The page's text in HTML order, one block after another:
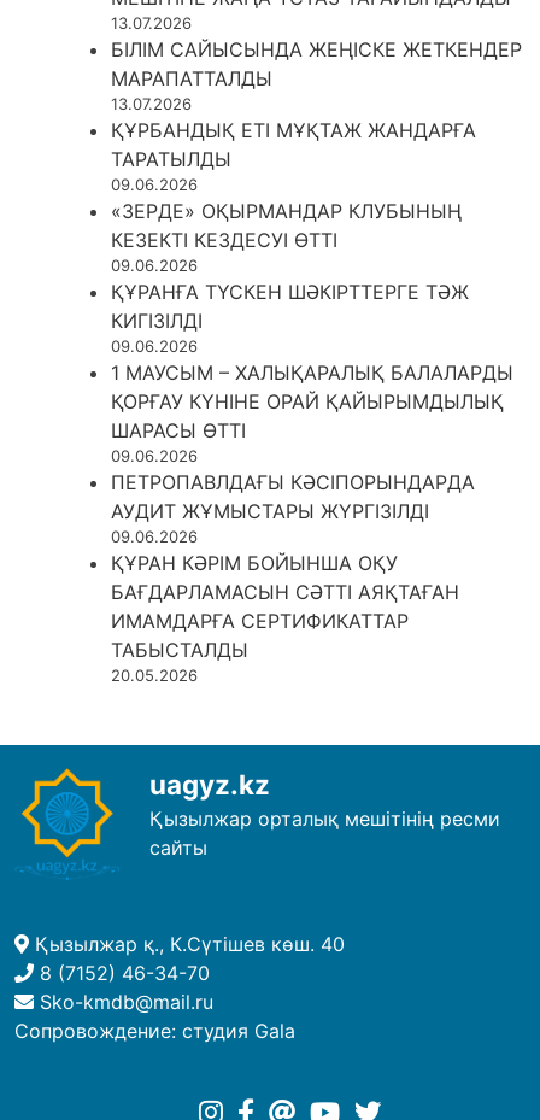
13.07.2026
БІЛІМ САЙЫСЫНДА ЖЕҢІСКЕ ЖЕТКЕНДЕР
МАРАПАТТАЛДЫ
13.07.2026
ҚҰРБАНДЫҚ ЕТІ МҰҚТАЖ ЖАНДАРҒА
ТАРАТЫЛДЫ
09.06.2026
«ЗЕРДЕ» ОҚЫРМАНДАР КЛУБЫНЫҢ
КЕЗЕКТІ КЕЗДЕСУІ ӨТТІ
09.06.2026
ҚҰРАНҒА ТҮСКЕН ШӘКІРТТЕРГЕ ТӘЖ
КИГІЗІЛДІ
09.06.2026
1 МАУСЫМ – ХАЛЫҚАРАЛЫҚ БАЛАЛАРДЫ
ҚОРҒАУ КҮНІНЕ ОРАЙ ҚАЙЫРЫМДЫЛЫҚ
ШАРАСЫ ӨТТІ
09.06.2026
ПЕТРОПАВЛДАҒЫ КӘСІПОРЫНДАРДА
АУДИТ ЖҰМЫСТАРЫ ЖҮРГІЗІЛДІ
09.06.2026
ҚҰРАН КӘРІМ БОЙЫНША ОҚУ
БАҒДАРЛАМАСЫН СӘТТІ АЯҚТАҒАН
ИМАМДАРҒА СЕРТИФИКАТТАР
ТАБЫСТАЛДЫ
20.05.2026
uagyz.kz
Қызылжар орталық мешітінің ресми
сайты
Қызылжар қ., К.Сүтішев көш. 40
8 (7152) 46-34-70
Sko-kmdb@mail.ru
Сопровождение: студия Gala